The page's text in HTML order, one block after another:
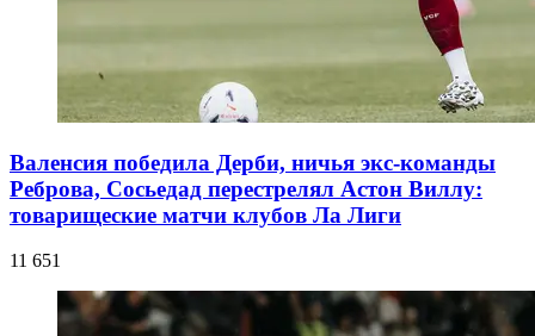
Валенсия победила Дерби, ничья экс-команды
Реброва, Сосьедад перестрелял Астон Виллу:
товарищеские матчи клубов Ла Лиги
11 651